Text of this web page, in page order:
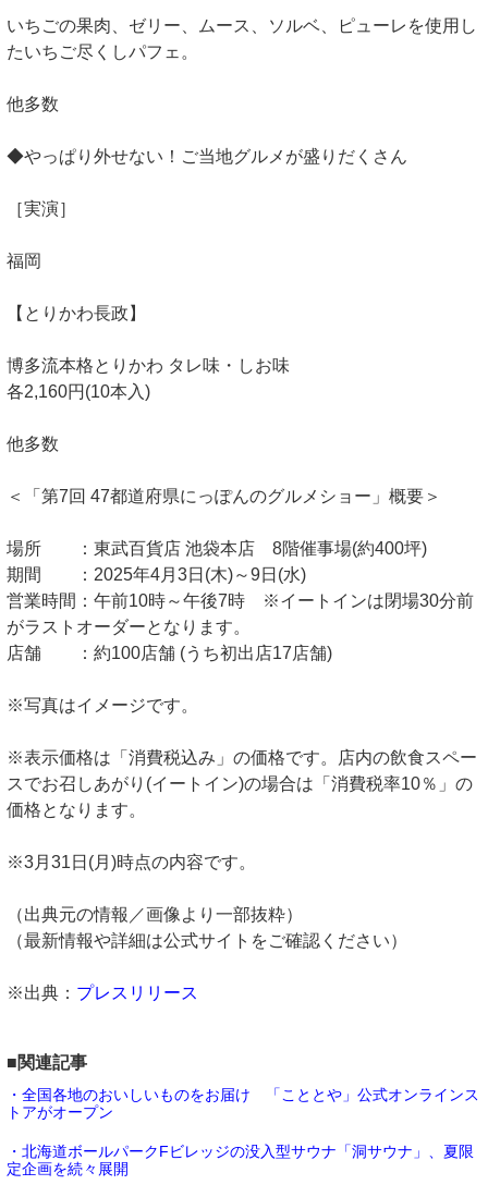
いちごの果肉、ゼリー、ムース、ソルベ、ピューレを使用し
たいちご尽くしパフェ。
他多数
◆やっぱり外せない！ご当地グルメが盛りだくさん
［実演］
福岡
【とりかわ長政】
博多流本格とりかわ タレ味・しお味
各2,160円(10本入)
他多数
＜「第7回 47都道府県にっぽんのグルメショー」概要＞
場所 ：東武百貨店 池袋本店 8階催事場(約400坪)
期間 ：2025年4月3日(木)～9日(水)
営業時間：午前10時～午後7時 ※イートインは閉場30分前
がラストオーダーとなります。
店舗 ：約100店舗 (うち初出店17店舗)
※写真はイメージです。
※表示価格は「消費税込み」の価格です。店内の飲食スペー
スでお召しあがり(イートイン)の場合は「消費税率10％」の
価格となります。
※3月31日(月)時点の内容です。
（出典元の情報／画像より一部抜粋）
（最新情報や詳細は公式サイトをご確認ください）
※出典： プレスリリース
■関連記事
・全国各地のおいしいものをお届け 「こととや」公式オンラインス
トアがオープン
・北海道ボールパークFビレッジの没入型サウナ「洞サウナ」、夏限
定企画を続々展開